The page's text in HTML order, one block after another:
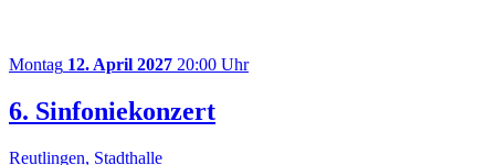
Montag 12. April 2027 20:00 Uhr
6. Sinfoniekonzert
Reutlingen, Stadthalle